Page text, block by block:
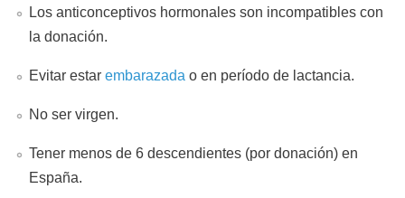
Los anticonceptivos hormonales son incompatibles con
la donación.
Evitar estar embarazada o en período de lactancia.
No ser virgen.
Tener menos de 6 descendientes (por donación) en
España.